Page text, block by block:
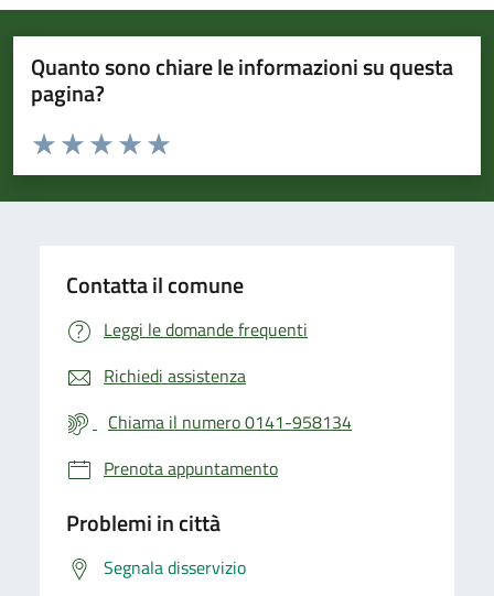
Quanto sono chiare le informazioni su questa
pagina?
Valuta da 1 a 5 stelle la pagina
Valuta 5 stelle su 5
Valuta 4 stelle su 5
Valuta 3 stelle su 5
Valuta 2 stelle su 5
Valuta 1 stelle su 5
Contatta il comune
Leggi le domande frequenti
Richiedi assistenza
Chiama il numero 0141-958134
Prenota appuntamento
Problemi in città
Segnala disservizio